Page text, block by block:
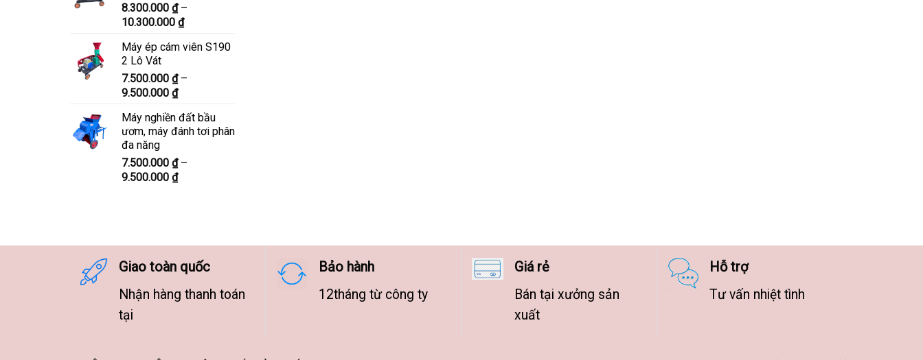
đến
12.100.000 ₫
8.300.000 ₫ –
10.300.000 ₫Khoảng
từ
đến
Máy ép cám viên S190
2 Lô Vát
7.500.000 ₫ –
9.500.000 ₫Khoảng
từ
7.500.000 ₫
9.500.000 ₫
Máy nghiền đất bầu
ươm, máy đánh tơi phân
đa năng
7.500.000 ₫ –
9.500.000 ₫Khoảng
9.500.000 ₫
Giao toàn quốc
Nhận hàng thanh toán
tại
Bảo hành
12tháng từ công ty
Giá rẻ
Bán tại xưởng sản
xuất
Hỗ trợ
Tư vấn nhiệt tình